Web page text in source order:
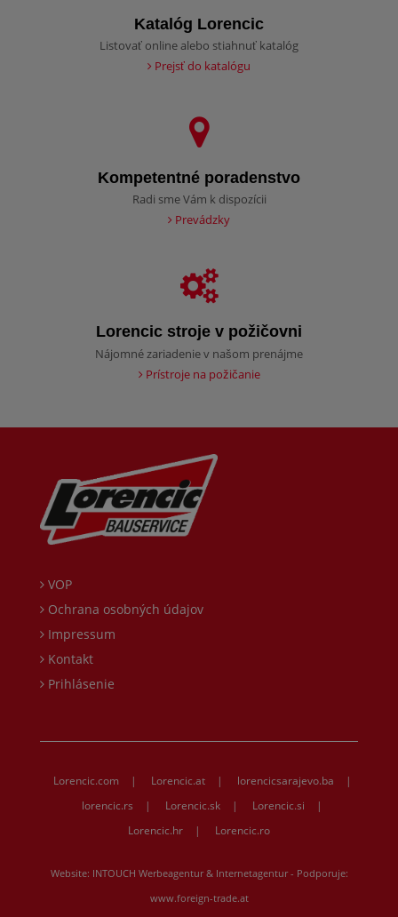
Katalóg Lorencic
Listovať online alebo stiahnuť katalóg
Prejsť do katalógu
Kompetentné poradenstvo
Radi sme Vám k dispozícii
Prevádzky
Lorencic stroje v požičovni
Nájomné zariadenie v našom prenájme
Prístroje na požičanie
VOP
Ochrana osobných údajov
Impressum
Kontakt
Prihlásenie
Lorencic.com | Lorencic.at | lorencicsarajevo.ba
|
lorencic.rs
| Lorencic.sk | Lorencic.si
|
Lorencic.hr
| Lorencic.ro
Website: INTOUCH Werbeagentur & Internetagentur- Podporuje:
www.foreign-trade.at